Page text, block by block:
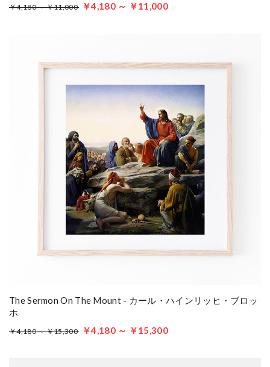
￥4,180 ～ ￥11,000 ￥4,180 ～ ￥11,000
The Sermon On The Mount - カール・ハインリッヒ・ブロッ
ホ
￥4,180 ～ ￥15,300 ￥4,180 ～ ￥15,300